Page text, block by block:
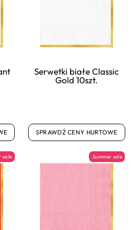
Serwetki białe Classic
Gold 10szt.
SPRAWDŹ CENY HURTOWE
sale Summer sale